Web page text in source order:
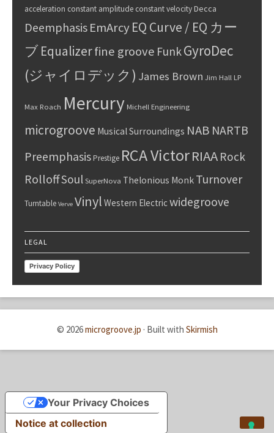
acceleration constant amplitude constant velocityDecca
Deemphasis EmArcyEQ Curve / EQ カー
ブEqualizerfine groove Funk GyroDec
(ジャイロデック) James Brown Jim Hall LP
Max Roach Mercury Michell Engineering
microgroove Musical Surroundings NAB NARTB
PreemphasisPrestige RCA VictorRIAA Rock
RolloffSoul SuperNova Thelonious Monk Turnover
Turntable Verve Vinyl Western Electricwidegroove
LEGAL
Privacy Policy
© 2026microgroove.jp · Built with Skirmish
Notice at collection
Your Privacy Choices